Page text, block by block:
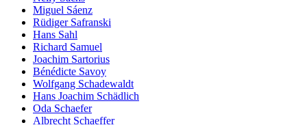
Miguel Sáenz
Rüdiger Safranski
Hans Sahl
Richard Samuel
Joachim Sartorius
Bénédicte Savoy
Wolfgang Schadewaldt
Hans Joachim Schädlich
Oda Schaefer
Albrecht Schaeffer